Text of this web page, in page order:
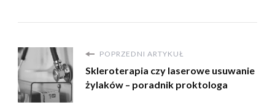
POPRZEDNI ARTYKUŁ
Skleroterapia czy laserowe usuwanie
żylaków – poradnik proktologa